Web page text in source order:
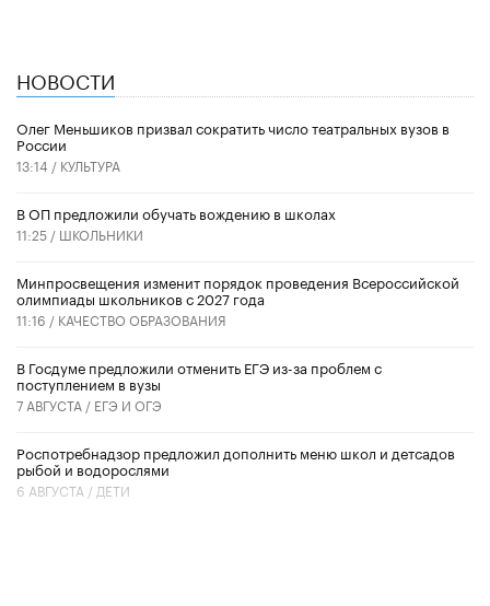
НОВОСТИ
Олег Меньшиков призвал сократить число театральных вузов в
России
13:14 / КУЛЬТУРА
В ОП предложили обучать вождению в школах
11:25 / ШКОЛЬНИКИ
Минпросвещения изменит порядок проведения Всероссийской
олимпиады школьников с 2027 года
11:16 / КАЧЕСТВО ОБРАЗОВАНИЯ
В Госдуме предложили отменить ЕГЭ из-за проблем с
поступлением в вузы
7 АВГУСТА / ЕГЭ И ОГЭ
Роспотребнадзор предложил дополнить меню школ и детсадов
рыбой и водорослями
6 АВГУСТА / ДЕТИ